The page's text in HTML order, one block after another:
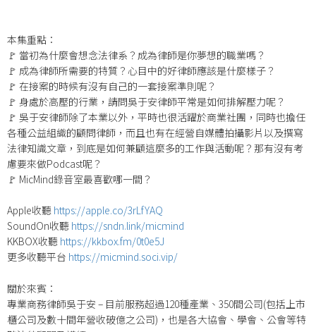
本集重點：
🚩 當初為什麼會想念法律系？成為律師是你夢想的職業嗎？
🚩 成為律師所需要的特質？心目中的好律師應該是什麼樣子？
🚩 在接案的時候有沒有自己的一套接案準則呢？
🚩 身處於高壓的行業，請問吳于安律師平常是如何排解壓力呢？
🚩 吳于安律師除了本業以外，平時也很活躍於商業社團，同時也擔任
各種公益組織的顧問律師，而且也有在經營自媒體拍攝影片以及撰寫
法律知識文章，到底是如何兼顧這麼多的工作與活動呢？那有沒有考
慮要來做Podcast呢？
🚩 MicMind錄音室最喜歡哪一間？
Apple收聽 https://apple.co/3rLfYAQ
SoundOn收聽 https://sndn.link/micmind
KKBOX收聽 https://kkbox.fm/0t0e5J
更多收聽平台 https://micmind.soci.vip/​
關於來賓：
專業商務律師吳于安 – 目前服務超過120種產業、350間公司(包括上市
櫃公司及數十間年營收破億之公司)，也是各大協會、學會、公會等特